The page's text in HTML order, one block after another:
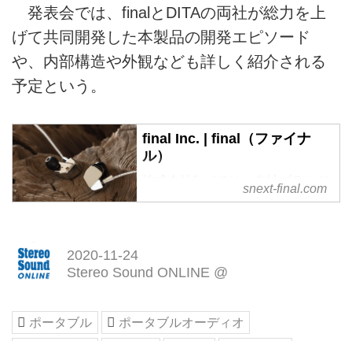
発表会では、finalとDITAの両社が総力を上
げて共同開発した本製品の開発エピソード
や、内部構造や外観なども詳しく紹介される
予定という。
final Inc. | final（ファイナ
ル）
株式会社finalでは、自社ブランド
final及びagと他社ブランド向けに
snext-final.com
2020-11-24
Stereo Sound ONLINE @
ポータブル
ポータブルオーディオ